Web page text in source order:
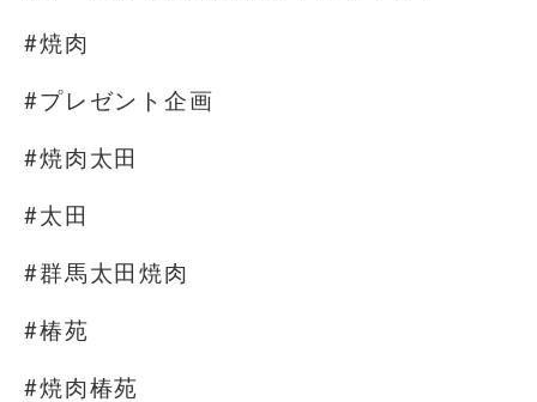
#焼肉
#プレゼント企画
#焼肉太田
#太田
#群馬太田焼肉
#椿苑
#焼肉椿苑